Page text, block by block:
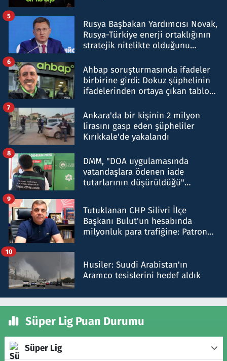
Rusya Başbakan Yardımcısı Novak,
Rusya-Türkiye enerji ortaklığının
stratejik nitelikte olduğunu
5
Ahbap soruşturmasında ifadeler
birbirine girdi: Dokuz şüphelinin
ifadelerinden ortaya çıkan tablo
6
Ankara'da bir kişinin 2 milyon
lirasını gasp eden şüpheliler
Kırıkkale'de yakalandı
7
DMM, "DOA uygulamasında
vatandaşlara ödenen iade
tutarlarının düşürüldüğü"
8
Tutuklanan CHP Silivri İlçe
Başkanı Bulut'un hesabında
milyonluk para trafiğine: Patron
9
Husiler: Suudi Arabistan'ın
Aramco tesislerini hedef aldık
10
Süper Lig Puan Durumu
Süper Lig